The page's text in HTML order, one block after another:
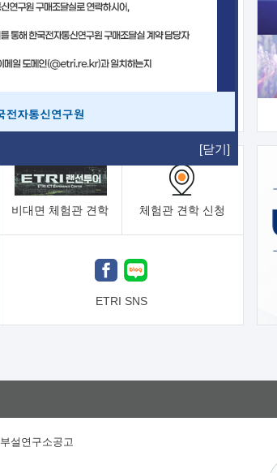
[닫기]
기술예고 중소기업 지원
보유특허 이전가능 기술
융합기술연구생산센터 반도체실험실
비대면 체험관 견학 체험관 견학 신청
ETRI SNS
부설연구소공고